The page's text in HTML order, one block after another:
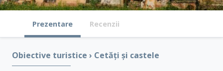
Prezentare Recenzii
Obiective turistice › Cetăți și castele